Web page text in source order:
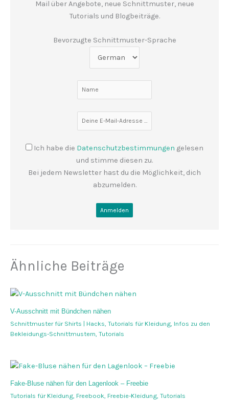
Mail über Angebote, neue Schnittmuster, neue
Tutorials und Blogbeiträge.
Bevorzugte Schnittmuster-Sprache
Ich habe die Datenschutzbestimmungen gelesen
und stimme diesen zu.
Bei jedem Newsletter hast du die Möglichkeit, dich
abzumelden.
Ähnliche Beiträge
V-Ausschnitt mit Bündchen nähen
Schnittmuster für Shirts | Hacks, Tutorials für Kleidung, Infos zu den
Bekleidungs-Schnittmustern, Tutorials
Fake-Bluse nähen für den Lagenlook – Freebie
Tutorials für Kleidung Freebook Freebie-Kleidung Tutorials